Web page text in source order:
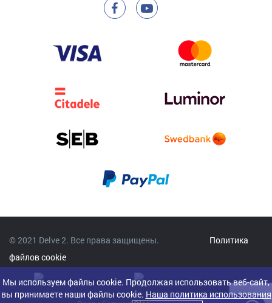
© 2021 Delve 2. Все права защищены.
Политика
файлов cookie
Мы используем файлы cookie. Продолжая использовать веб-сайт,
вы принимаете наши файлы cookie. Наша политика использования